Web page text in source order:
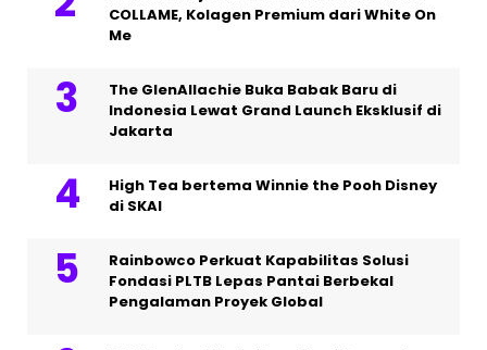
COLLAME, Kolagen Premium dari White On
Me
The GlenAllachie Buka Babak Baru di
Indonesia Lewat Grand Launch Eksklusif di
Jakarta
High Tea bertema Winnie the Pooh Disney
di SKAI
Rainbowco Perkuat Kapabilitas Solusi
Fondasi PLTB Lepas Pantai Berbekal
Pengalaman Proyek Global